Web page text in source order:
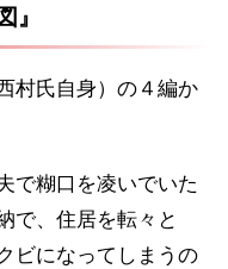
』
村氏自身）の４編か
で糊口を凌いでいた
で、住居を転々と
ビになってしまうの